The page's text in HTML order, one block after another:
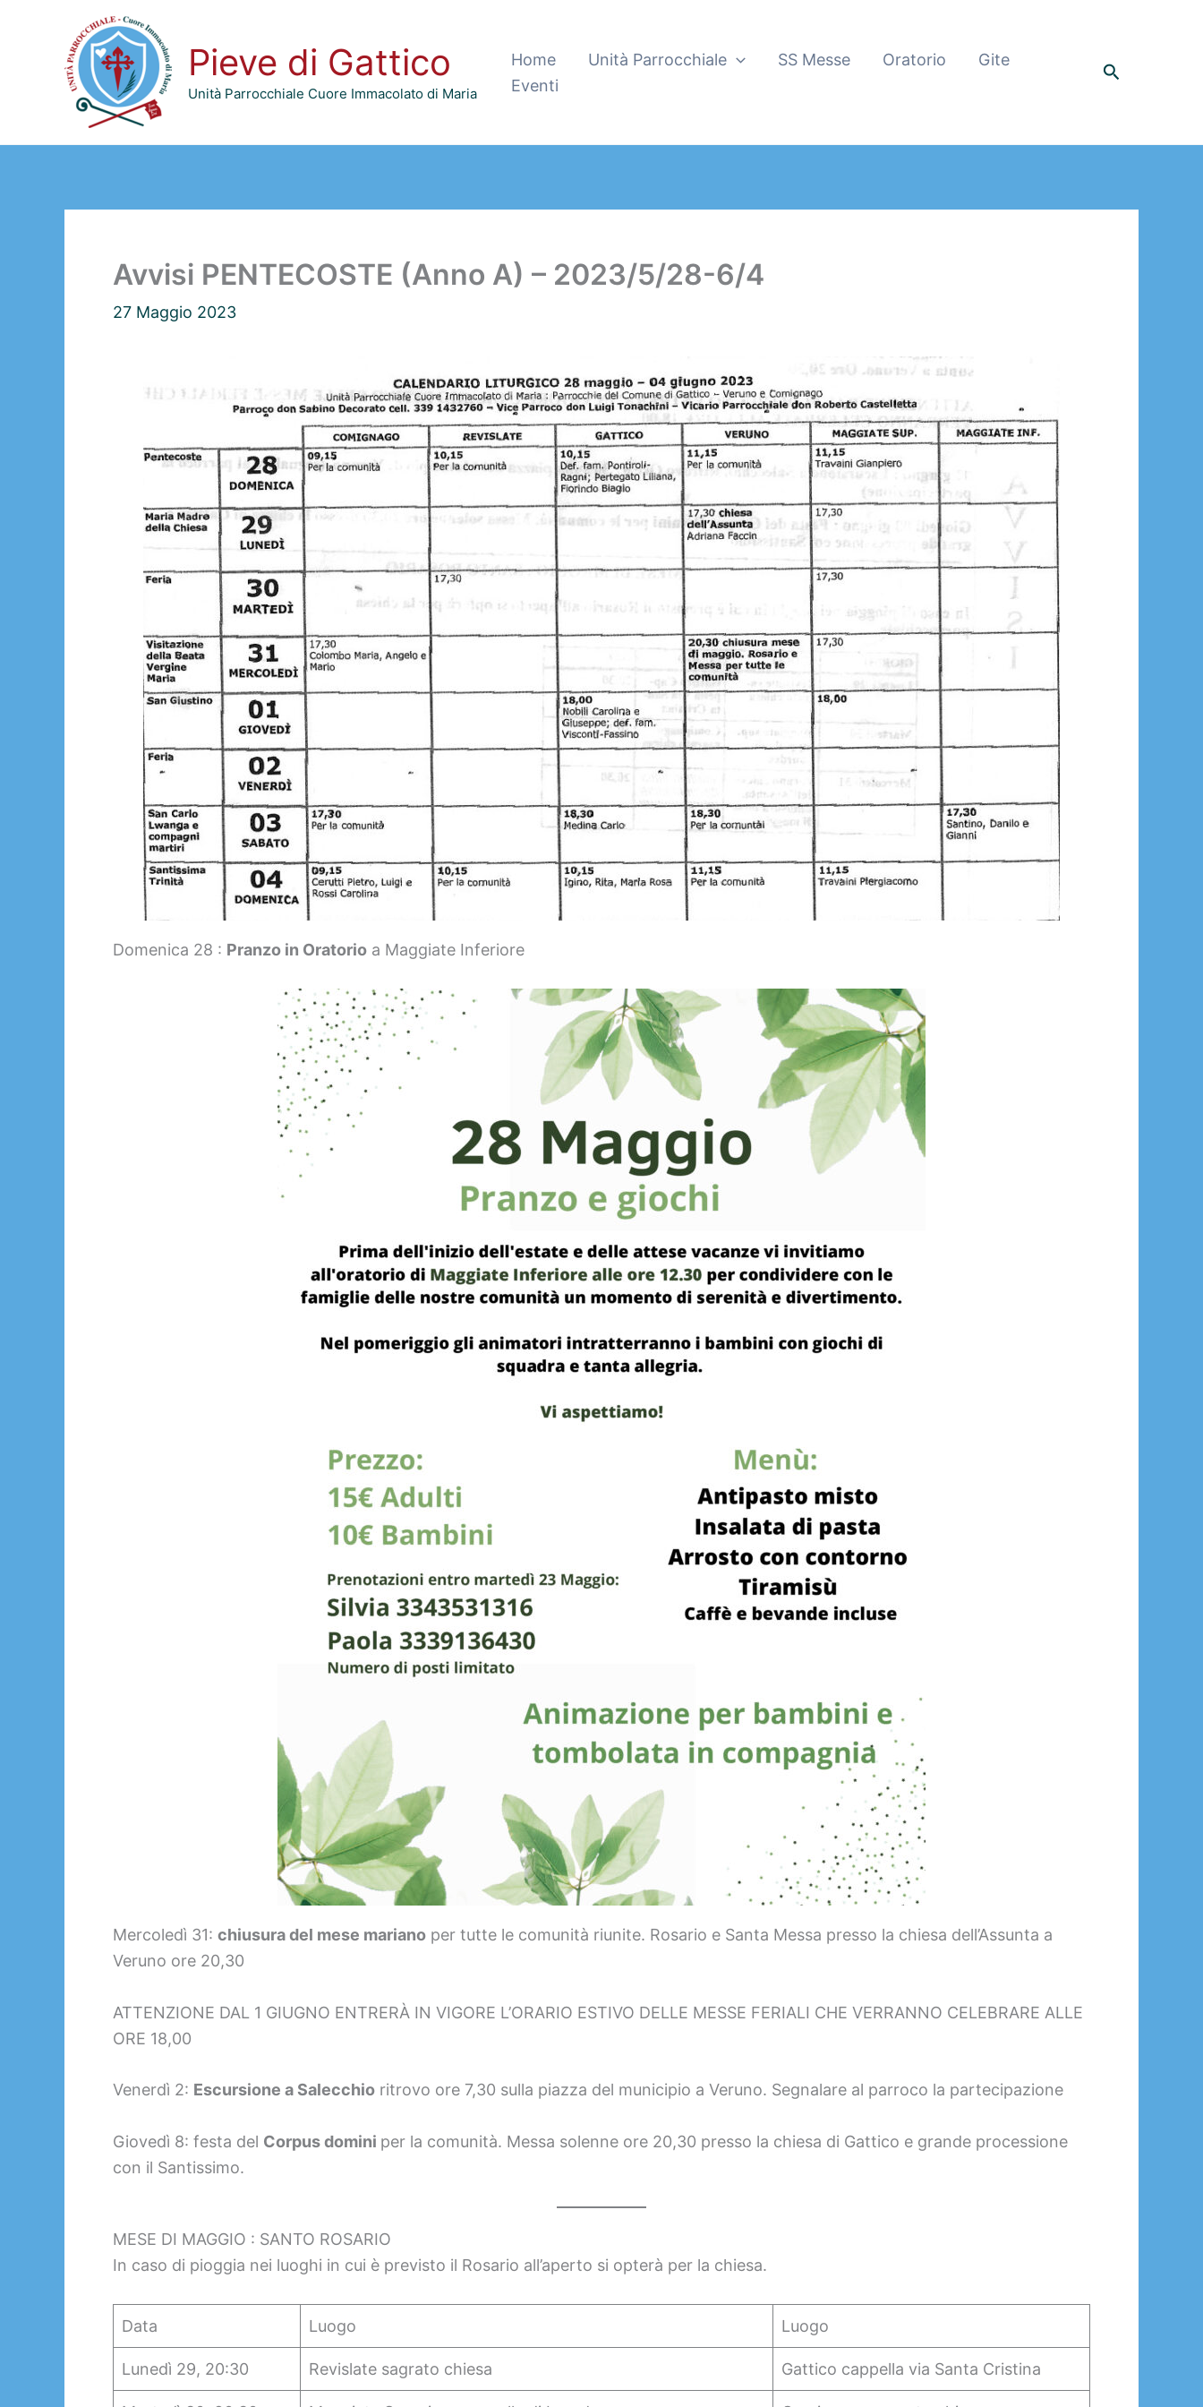
contenuto
Pieve di Gattico
Unità Parrocchiale Cuore Immacolato di Maria
Home Unità Parrocchiale SS Messe Oratorio
Gite
Eventi
Cerca
Avvisi PENTECOSTE (Anno A) – 2023/5/28-6/4
27 Maggio 2023
Domenica 28 : Pranzo in Oratorio a Maggiate Inferiore
Mercoledì 31: chiusura del mese mariano per tutte le comunità riunite. Rosario e Santa Messa presso la chiesa dell’Assunta a
Veruno ore 20,30
ATTENZIONE DAL 1 GIUGNO ENTRERÀ IN VIGORE L’ORARIO ESTIVO DELLE MESSE FERIALI CHE VERRANNO CELEBRARE ALLE
ORE 18,00
Venerdì 2: Escursione a Salecchio ritrovo ore 7,30 sulla piazza del municipio a Veruno. Segnalare al parroco la partecipazione
Giovedì 8: festa del Corpus domini per la comunità. Messa solenne ore 20,30 presso la chiesa di Gattico e grande processione
con il Santissimo.
MESE DI MAGGIO : SANTO ROSARIO
In caso di pioggia nei luoghi in cui è previsto il Rosario all’aperto si opterà per la chiesa.
Data Luogo Luogo
Lunedì 29, 20:30 Revislate sagrato chiesa Gattico cappella via Santa Cristina